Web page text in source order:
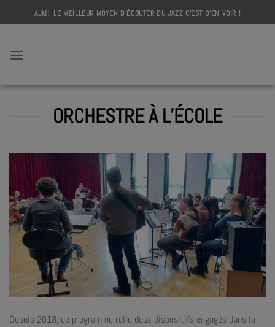
to
AJMI, LE MEILLEUR MOYEN D'ÉCOUTER DU JAZZ C'EST D'EN VOIR !
ORCHESTRE À L’ÉCOLE
Depuis 2018, ce programme relie deux dispositifs engagés dans la